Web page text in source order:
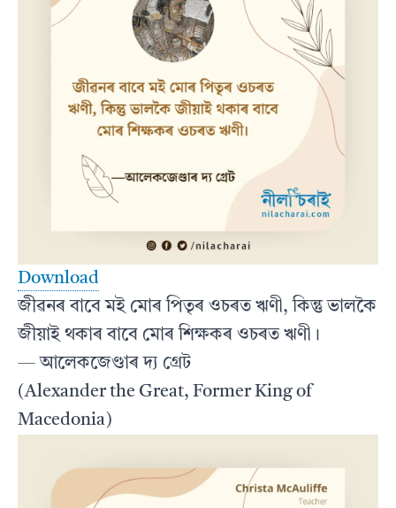
Download
জীৱনৰ বাবে মই মোৰ পিতৃৰ ওচৰত ঋণী, কিন্তু ভালকৈ
জীয়াই থকাৰ বাবে মোৰ শিক্ষকৰ ওচৰত ঋণী।
— আলেকজেণ্ডাৰ দ্য গ্ৰেট
(Alexander the Great, Former King of
Macedonia)